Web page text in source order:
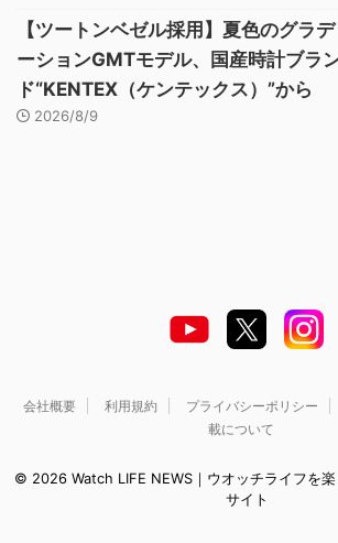
【ツートンベゼル採用】夏色のグラデ
ーションGMTモデル、国産時計ブラ
ド“KENTEX（ケンテックス）”から
2026/8/9
会社概要 利用規約 プライバシーポリシー
載について
© 2026 Watch LIFE NEWS｜ウオッチライフを
サイト